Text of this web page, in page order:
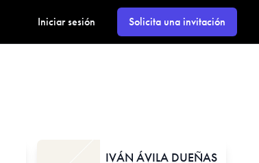
Iniciar sesión Solicita una invitación
IVÁN ÁVILA DUEÑAS